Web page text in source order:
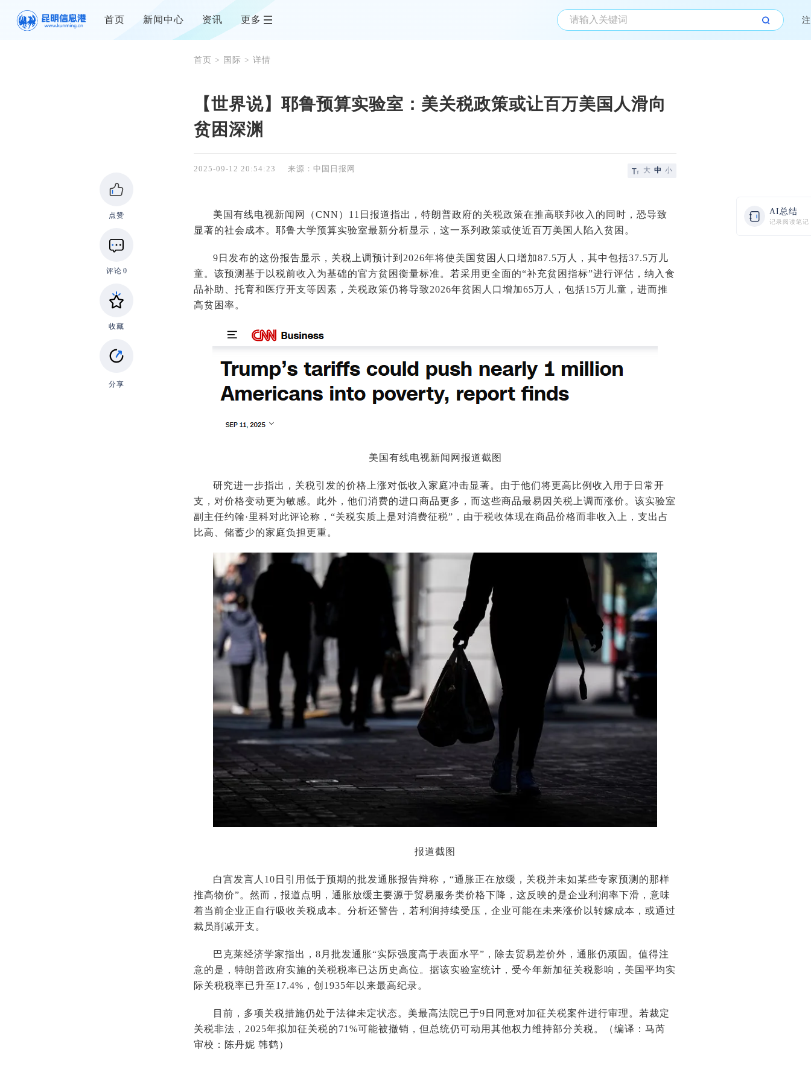
首页 新闻中心 资讯 更多
点赞
评论 0
收藏
分享
AI总结
记录阅读笔记
首页 > 国际 > 详情
【世界说】耶鲁预算实验室：美关税政策或让百万美国人滑向
贫困深渊
2025-09-12 20:54:23 来源：中国日报网 大 中 小
美国有线电视新闻网（CNN）11日报道指出，特朗普政府的关税政策在推高联邦收入的同时，恐导致
显著的社会成本。耶鲁大学预算实验室最新分析显示，这一系列政策或使近百万美国人陷入贫困。
9日发布的这份报告显示，关税上调预计到2026年将使美国贫困人口增加87.5万人，其中包括37.5万儿
童。该预测基于以税前收入为基础的官方贫困衡量标准。若采用更全面的“补充贫困指标”进行评估，纳入食
品补助、托育和医疗开支等因素，关税政策仍将导致2026年贫困人口增加65万人，包括15万儿童，进而推
高贫困率。
美国有线电视新闻网报道截图
研究进一步指出，关税引发的价格上涨对低收入家庭冲击显著。由于他们将更高比例收入用于日常开
支，对价格变动更为敏感。此外，他们消费的进口商品更多，而这些商品最易因关税上调而涨价。该实验室
副主任约翰·里科对此评论称，“关税实质上是对消费征税”，由于税收体现在商品价格而非收入上，支出占
比高、储蓄少的家庭负担更重。
报道截图
白宫发言人10日引用低于预期的批发通胀报告辩称，“通胀正在放缓，关税并未如某些专家预测的那样
推高物价”。然而，报道点明，通胀放缓主要源于贸易服务类价格下降，这反映的是企业利润率下滑，意味
着当前企业正自行吸收关税成本。分析还警告，若利润持续受压，企业可能在未来涨价以转嫁成本，或通过
裁员削减开支。
巴克莱经济学家指出，8月批发通胀“实际强度高于表面水平”，除去贸易差价外，通胀仍顽固。值得注
意的是，特朗普政府实施的关税税率已达历史高位。据该实验室统计，受今年新加征关税影响，美国平均实
际关税税率已升至17.4%，创1935年以来最高纪录。
目前，多项关税措施仍处于法律未定状态。美最高法院已于9日同意对加征关税案件进行审理。若裁定
关税非法，2025年拟加征关税的71%可能被撤销，但总统仍可动用其他权力维持部分关税。
（编译：马芮
审校：陈丹妮 韩鹤）